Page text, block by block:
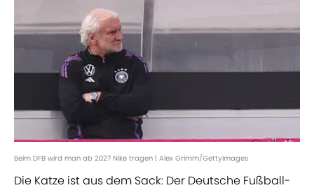
Beim DFB wird man ab 2027 Nike tragen | Alex Grimm/GettyImages
Die Katze ist aus dem Sack: Der Deutsche Fußball-